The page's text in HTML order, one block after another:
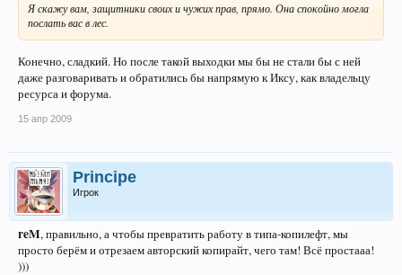
Я скажу вам, защитники своих и чужих прав, прямо. Она спокойно могла
послать вас в лес.
Конечно, сладкий. Но после такой выходки мы бы не стали бы с ней
даже разговаривать и обратились бы напрямую к Иксу, как владельцу
ресурса и форума.
15 апр 2009
Principe
Игрок
reM, правильно, а чтобы превратить работу в типа-копилефт, мы
просто берём и отрезаем авторский копирайт, чего там! Всё простааа!
)))